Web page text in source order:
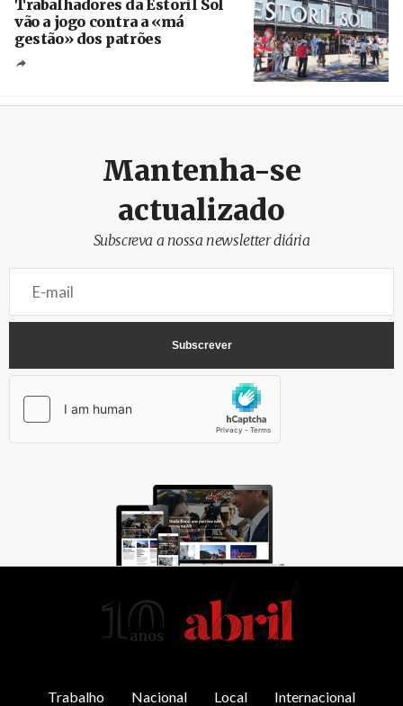
Trabalhadores da Estoril Sol
vão a jogo contra a «má
gestão» dos patrões
Mantenha-se
actualizado
Subscreva a nossa newsletter diária
Trabalho Nacional Local Internacional